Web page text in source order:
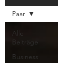
Alle
Beiträge
Business
Paar